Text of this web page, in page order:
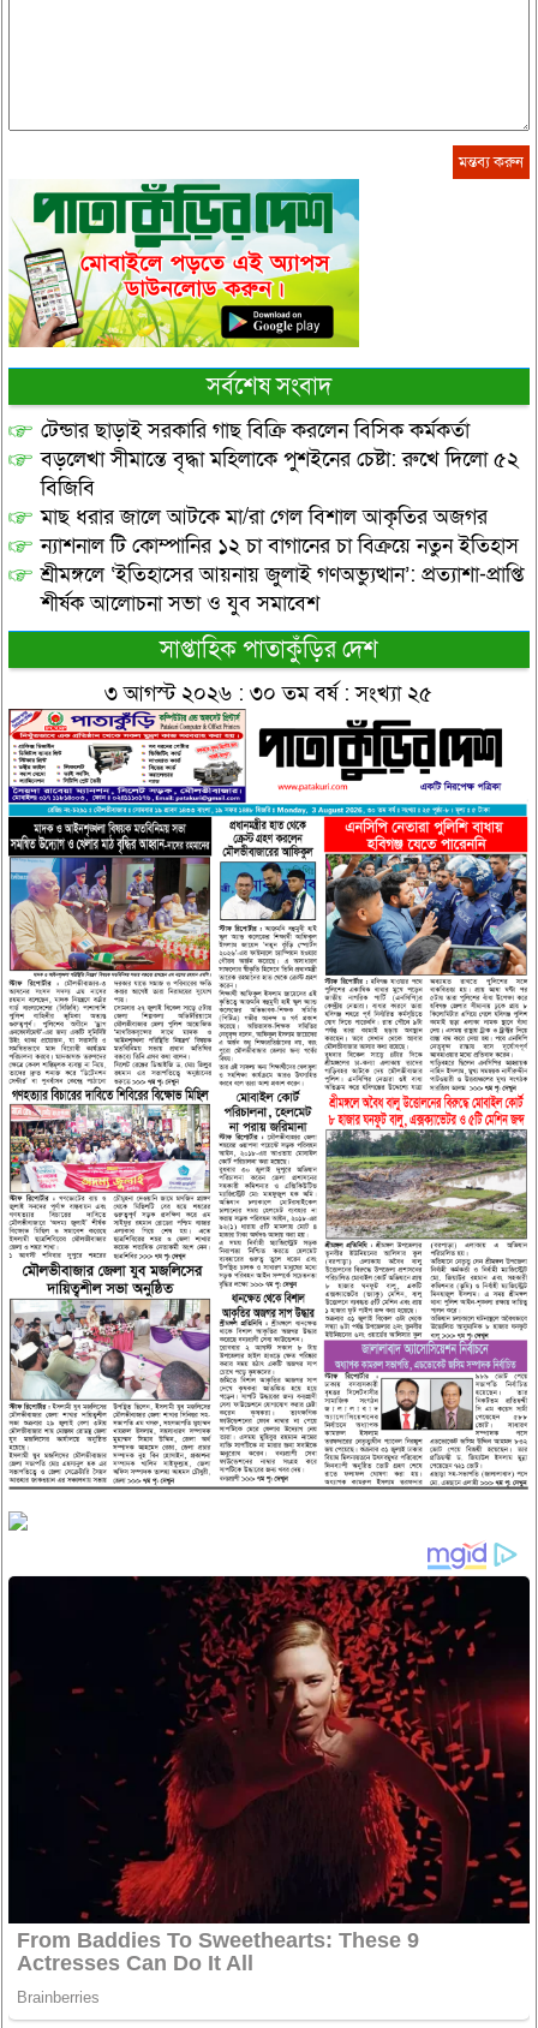
সর্বশেষ সংবাদ
টেন্ডার ছাড়াই সরকারি গাছ বিক্রি করলেন বিসিক কর্মকর্তা
বড়লেখা সীমান্তে বৃদ্ধা মহিলাকে পুশইনের চেষ্টা: রুখে দিলো ৫২
বিজিবি
মাছ ধরার জালে আটকে মা/রা গেল বিশাল আকৃতির অজগর
ন্যাশনাল টি কোম্পানির ১২ চা বাগানের চা বিক্রয়ে নতুন ইতিহাস
শ্রীমঙ্গলে ‘ইতিহাসের আয়নায় জুলাই গণঅভ্যুত্থান’: প্রত্যাশা-প্রাপ্তি
শীর্ষক আলোচনা সভা ও যুব সমাবেশ
সাপ্তাহিক পাতাকুঁড়ির দেশ
৩ আগস্ট ২০২৬ : ৩০ তম বর্ষ : সংখ্যা ২৫